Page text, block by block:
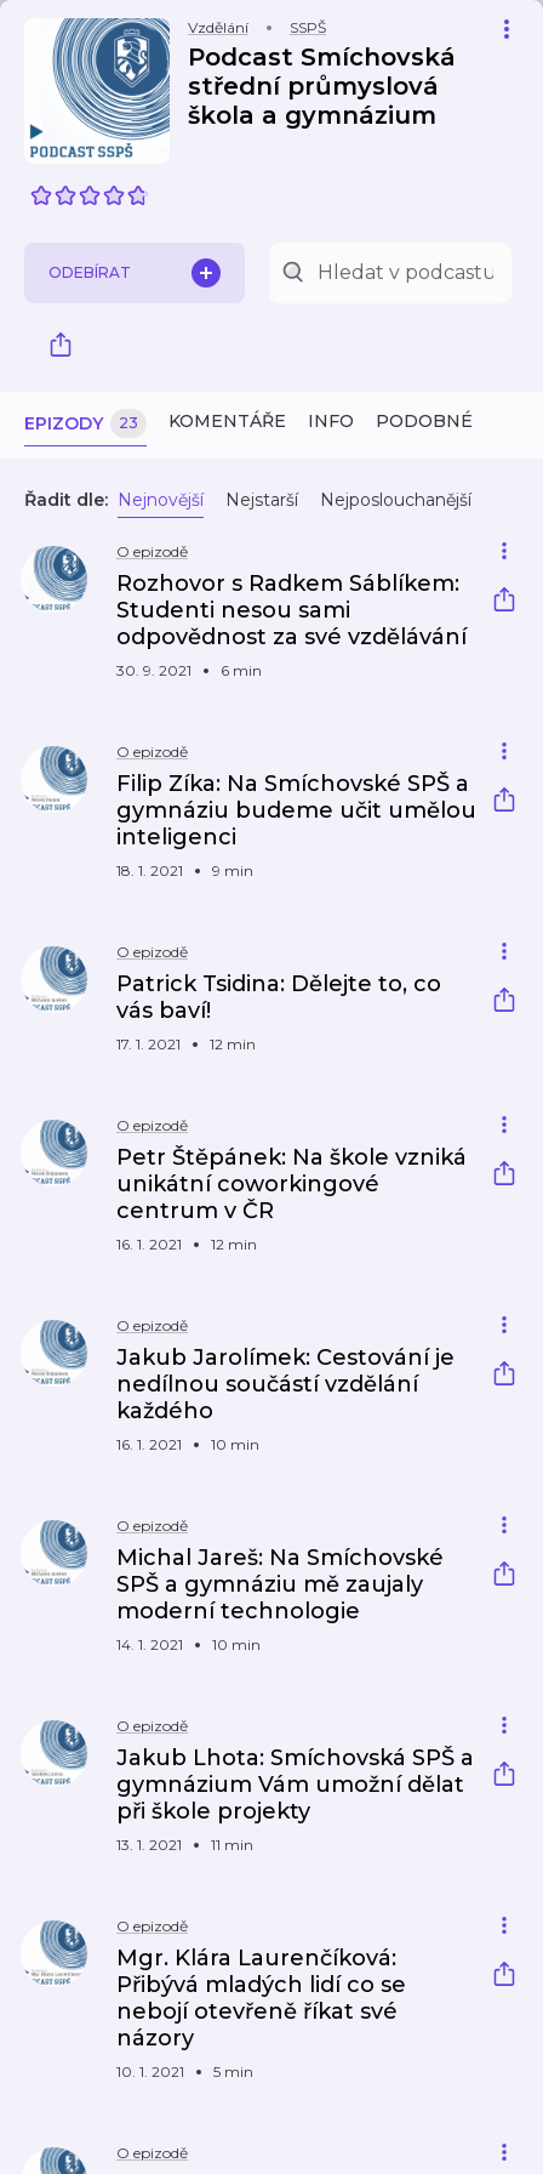
Vzdělání SSPŠ
Podcast Smíchovská
střední průmyslová
škola a gymnázium
ODEBÍRAT
EPIZODY 23 KOMENTÁŘE INFO PODOBNÉ
Řadit dle: Nejnovější Nejstarší Nejposlouchanější
O epizodě
Rozhovor s Radkem Sáblíkem:
Studenti nesou sami
odpovědnost za své vzdělávání
30. 9. 2021 6 min
O epizodě
Filip Zíka: Na Smíchovské SPŠ a
gymnáziu budeme učit umělou
inteligenci
18. 1. 2021 9 min
O epizodě
Patrick Tsidina: Dělejte to, co
vás baví!
17. 1. 2021 12 min
O epizodě
Petr Štěpánek: Na škole vzniká
unikátní coworkingové
centrum v ČR
16. 1. 2021 12 min
O epizodě
Jakub Jarolímek: Cestování je
nedílnou součástí vzdělání
každého
16. 1. 2021 10 min
O epizodě
Michal Jareš: Na Smíchovské
SPŠ a gymnáziu mě zaujaly
moderní technologie
14. 1. 2021 10 min
O epizodě
Jakub Lhota: Smíchovská SPŠ a
gymnázium Vám umožní dělat
při škole projekty
13. 1. 2021 11 min
O epizodě
Mgr. Klára Laurenčíková:
Přibývá mladých lidí co se
nebojí otevřeně říkat své
názory
10. 1. 2021 5 min
O epizodě